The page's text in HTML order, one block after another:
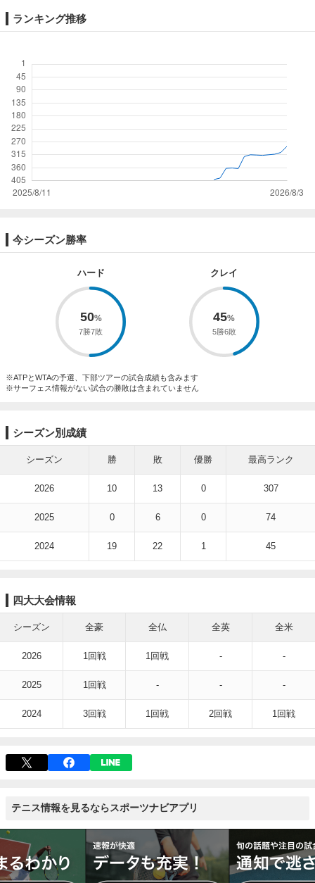
ランキング推移
今シーズン勝率
ハード
50
7勝7敗
クレイ
45
5勝6敗
※ATPとWTAの予選、下部ツアーの試合成績も含みます
※サーフェス情報がない試合の勝敗は含まれていません
シーズン別成績
シーズン 勝 敗 優勝 最高ランク
2026 10 13 0 307
2025 0 6 0 74
2024 19 22 1 45
四大大会情報
シーズン 全豪 全仏 全英 全米
2026 1回戦 1回戦 - -
2025 1回戦 - - -
2024 3回戦 1回戦 2回戦 1回戦
テニス情報を見るならスポーツナビアプリ